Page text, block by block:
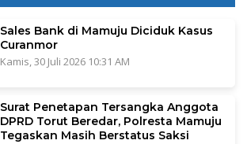
Sales Bank di Mamuju Diciduk Kasus
Curanmor
Kamis, 30 Juli 2026 10:31 AM
Surat Penetapan Tersangka Anggota
DPRD Torut Beredar, Polresta Mamuju
Tegaskan Masih Berstatus Saksi